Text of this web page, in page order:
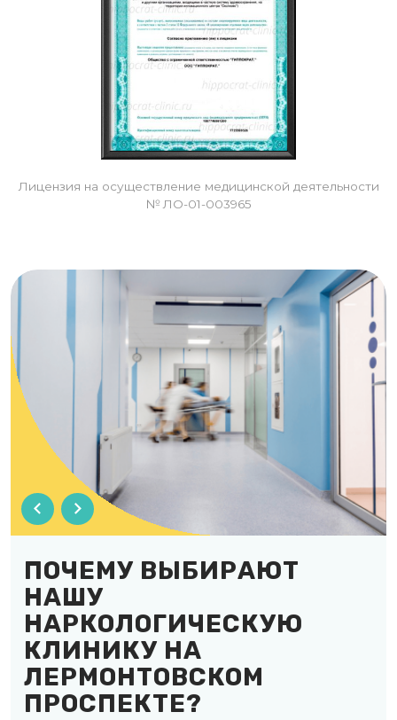
Лицензия на осуществление медицинской деятельности
№ ЛО-01-003965
ПОЧЕМУ ВЫБИРАЮТ
НАШУ
НАРКОЛОГИЧЕСКУЮ
КЛИНИКУ НА
ЛЕРМОНТОВСКОМ
ПРОСПЕКТЕ?